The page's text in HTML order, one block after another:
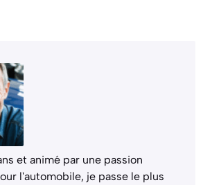
et animé par une passion
l'automobile, je passe le plus